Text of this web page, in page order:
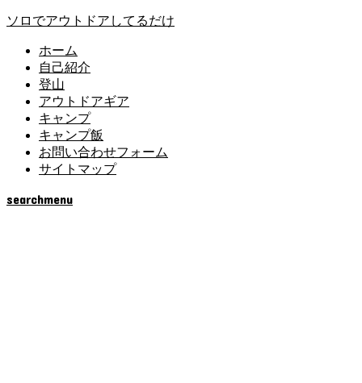
ソロでアウトドアしてるだけ
ホーム
自己紹介
登山
アウトドアギア
キャンプ
キャンプ飯
お問い合わせフォーム
サイトマップ
searchmenu